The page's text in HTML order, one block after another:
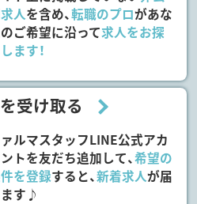
人を含め、転職のプロがあな
ご希望に沿って求人をお探
ます！
受け取る
ルマスタッフLINE公式アカ
トを友だち追加して、希望の
を登録すると、新着求人が届
す♪